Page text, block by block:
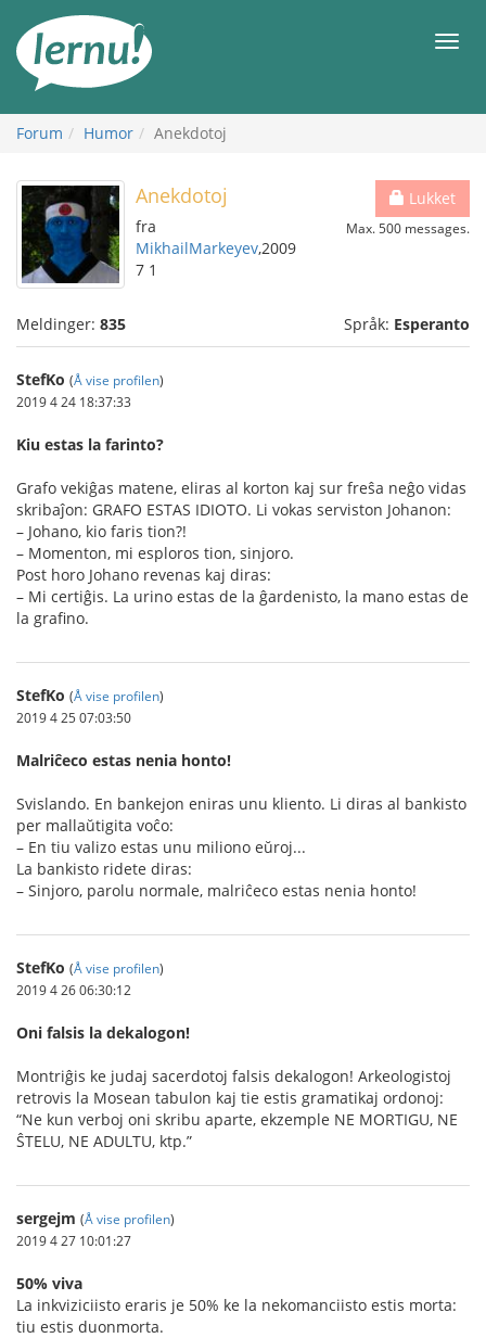
innholdet
Meny
Forum Humor Anekdotoj
Lukket
Max. 500 messages.
Anekdotoj
fra
MikhailMarkeyev,2009
7 1
Meldinger: 835 Språk: Esperanto
StefKo (Å vise profilen)
2019 4 24 18:37:33
Kiu estas la farinto?
Grafo vekiĝas matene, eliras al korton kaj sur freŝa neĝo vidas
skribaĵon: GRAFO ESTAS IDIOTO. Li vokas serviston Johanon:
– Johano, kio faris tion?!
– Momenton, mi esploros tion, sinjoro.
Post horo Johano revenas kaj diras:
– Mi certiĝis. La urino estas de la ĝardenisto, la mano estas de
la grafino.
StefKo (Å vise profilen)
2019 4 25 07:03:50
Malriĉeco estas nenia honto!
Svislando. En bankejon eniras unu kliento. Li diras al bankisto
per mallaŭtigita voĉo:
– En tiu valizo estas unu miliono eŭroj...
La bankisto ridete diras:
– Sinjoro, parolu normale, malriĉeco estas nenia honto!
StefKo (Å vise profilen)
2019 4 26 06:30:12
Oni falsis la dekalogon!
Montriĝis ke judaj sacerdotoj falsis dekalogon! Arkeologistoj
retrovis la Mosean tabulon kaj tie estis gramatikaj ordonoj:
“Ne kun verboj oni skribu aparte, ekzemple NE MORTIGU, NE
ŜTELU, NE ADULTU, ktp.”
sergejm (Å vise profilen)
2019 4 27 10:01:27
50% viva
La inkviziciisto eraris je 50% ke la nekomanciisto estis morta:
tiu estis duonmorta.